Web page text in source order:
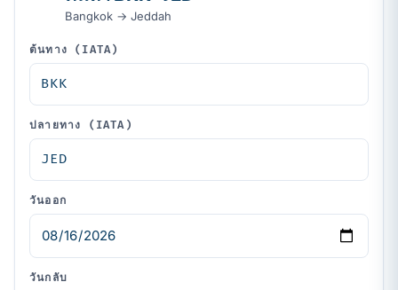
Bangkok → Jeddah
ต้นทาง (IATA)
ปลายทาง (IATA)
วันออก
วันกลับ